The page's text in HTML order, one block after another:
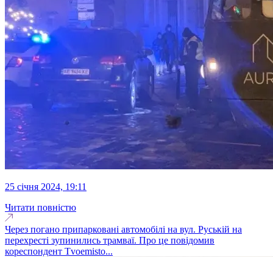
25 січня 2024, 19:11
Читати повністю
Через погано припарковані автомобілі на вул. Руській на
перехресті зупинились трамваї. Про це повідомив
кореспондент Tvoemisto...